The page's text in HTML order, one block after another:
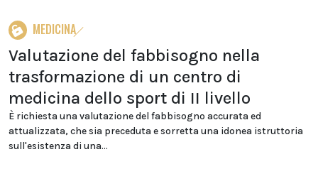
MEDICINA
Valutazione del fabbisogno nella
trasformazione di un centro di
medicina dello sport di II livello
È richiesta una valutazione del fabbisogno accurata ed
attualizzata, che sia preceduta e sorretta una idonea istruttoria
sull'esistenza di una...